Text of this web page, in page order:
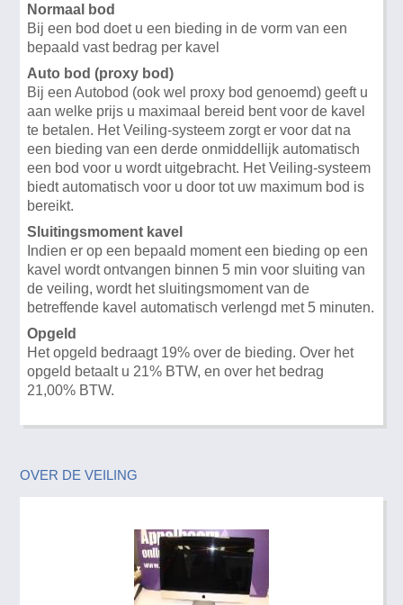
Normaal bod
Bij een bod doet u een bieding in de vorm van een
bepaald vast bedrag per kavel
Auto bod (proxy bod)
Bij een Autobod (ook wel proxy bod genoemd) geeft u
aan welke prijs u maximaal bereid bent voor de kavel
te betalen. Het Veiling-systeem zorgt er voor dat na
een bieding van een derde onmiddellijk automatisch
een bod voor u wordt uitgebracht. Het Veiling-systeem
biedt automatisch voor u door tot uw maximum bod is
bereikt.
Sluitingsmoment kavel
Indien er op een bepaald moment een bieding op een
kavel wordt ontvangen binnen 5 min voor sluiting van
de veiling, wordt het sluitingsmoment van de
betreffende kavel automatisch verlengd met 5 minuten.
Opgeld
Het opgeld bedraagt 19% over de bieding. Over het
opgeld betaalt u 21% BTW, en over het bedrag
21,00% BTW.
OVER DE VEILING